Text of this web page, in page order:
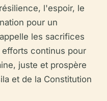
l'espoir, le
pour un
les sacrifices
continus pour
juste et prospère
et de la Constitution